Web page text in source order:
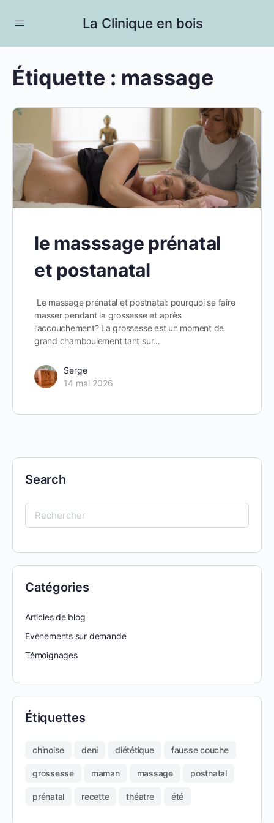
La Clinique en bois
Étiquette : massage
le masssage prénatal
et postanatal
Le massage prénatal et postnatal: pourquoi se faire
masser pendant la grossesse et après
l’accouchement? La grossesse est un moment de
grand chamboulement tant sur…
Serge
14 mai 2026
Search
Search
for:
Catégories
Articles de blog
Evènements sur demande
Témoignages
Étiquettes
chinoise deni diététique fausse couche
grossesse maman massage postnatal
prénatal recette théatre été